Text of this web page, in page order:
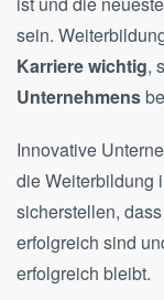
sein.
Karriere wichtig,
Unternehmens
Innovative
die Weiterbildung
sicherstellen,
erfolgreich sind
erfolgreich bleibt.